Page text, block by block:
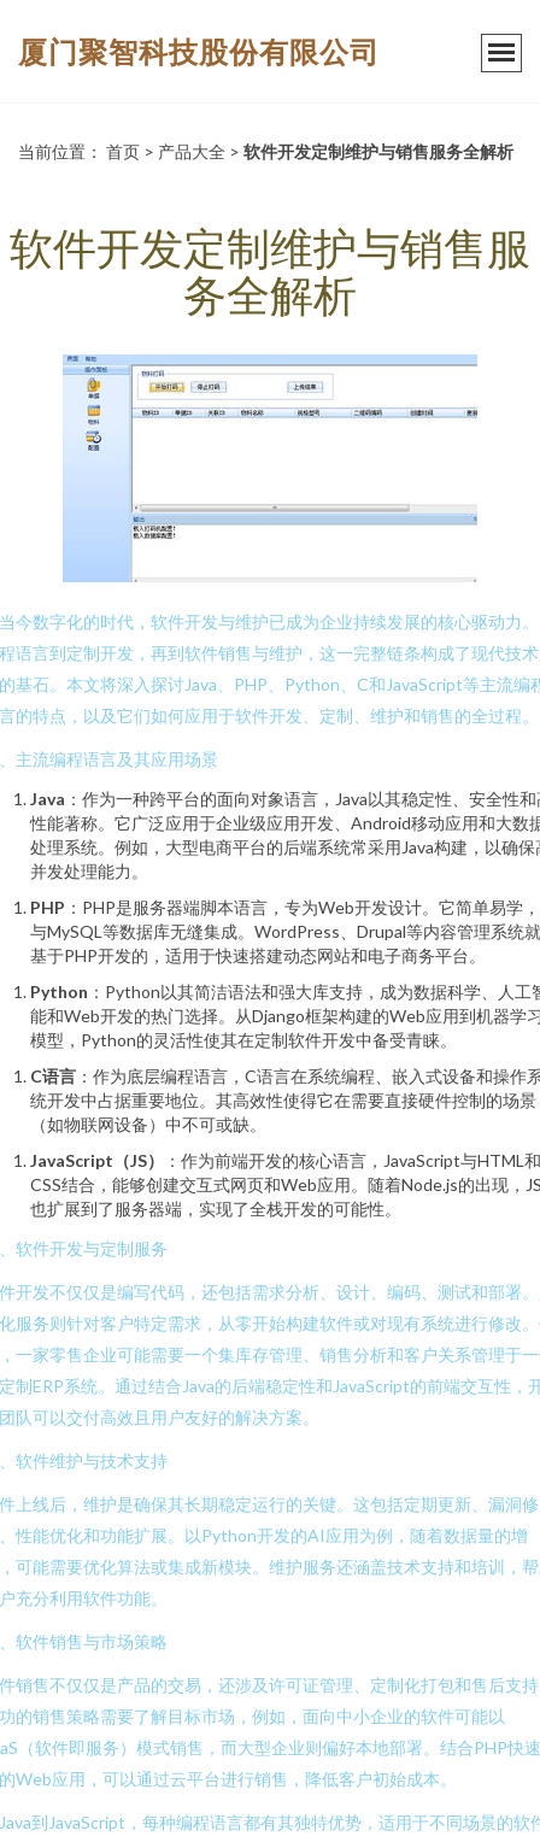
厦门聚智科技股份有限公司
当前位置： 首页 > 产品大全 > 软件开发定制维护与销售服务全解析
软件开发定制维护与销售服
务全解析
今数字化的时代，软件开发与维护已成为企业持续发展的核心驱动力
语言到定制开发，再到软件销售与维护，这一完整链条构成了现代技
基石。本文将深入探讨Java、PHP、Python、C和JavaScript等主流编
的特点，以及它们如何应用于软件开发、定制、维护和销售的全过程。
主流编程语言及其应用场景
Java ：作为一种跨平台的面向对象语言，Java以其稳定性、安全性
性能著称。它广泛应用于企业级应用开发、Android移动应用和大数
处理系统。例如，大型电商平台的后端系统常采用Java构建，以确保
并发处理能力。
PHP ：PHP是服务器端脚本语言，专为Web开发设计。它简单易学
与MySQL等数据库无缝集成。WordPress、Drupal等内容管理系统
基于PHP开发的，适用于快速搭建动态网站和电子商务平台。
Python ：Python以其简洁语法和强大库支持，成为数据科学、人工
能和Web开发的热门选择。从Django框架构建的Web应用到机器学
模型，Python的灵活性使其在定制软件开发中备受青睐。
C语言 ：作为底层编程语言，C语言在系统编程、嵌入式设备和操作
统开发中占据重要地位。其高效性使得它在需要直接硬件控制的场景
（如物联网设备）中不可或缺。
JavaScript（JS）
：作为前端开发的核心语言，JavaScript与HTML和
CSS结合，能够创建交互式网页和Web应用。随着Node.js的出现，
也扩展到了服务器端，实现了全栈开发的可能性。
软件开发与定制服务
开发不仅仅是编写代码，还包括需求分析、设计、编码、测试和部署
服务则针对客户特定需求，从零开始构建软件或对现有系统进行修改
一家零售企业可能需要一个集库存管理、销售分析和客户关系管理于
制ERP系统。通过结合Java的后端稳定性和JavaScript的前端交互性，
队可以交付高效且用户友好的解决方案。
软件维护与技术支持
上线后，维护是确保其长期稳定运行的关键。这包括定期更新、漏洞修
性能优化和功能扩展。以Python开发的AI应用为例，随着数据量的增
可能需要优化算法或集成新模块。维护服务还涵盖技术支持和培训，
充分利用软件功能。
软件销售与市场策略
销售不仅仅是产品的交易，还涉及许可证管理、定制化打包和售后支
的销售策略需要了解目标市场，例如，面向中小企业的软件可能以
（软件即服务）模式销售，而大型企业则偏好本地部署。结合PHP快
Web应用，可以通过云平台进行销售，降低客户初始成本。
到JavaScript，每种编程语言都有其独特优势，适用于不同场景的软